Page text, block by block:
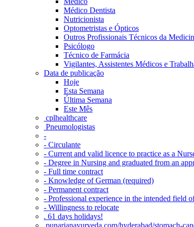
Médico Dentista
Nutricionista
Optometristas e Ópticos
Outros Profissionais Técnicos da
Psicólogo
Técnico de Farmácia
Vigilantes, Assistentes Médicos e
Data de publicação
Hoje
Esta Semana
Última Semana
Este Mês
‎ cplhealthcare‬
Pneumologistas
-
- Circulante
- Current and valid licence to practice as a
- Degree in Nursing and graduated from an
- Full time contract
- Knowledge of German (required)
- Permanent contract
- Professional experience in the intended field
- Willingness to relocate
. 61 days holidays!
.punarjanayurveda.com/hyderabad/stomach-